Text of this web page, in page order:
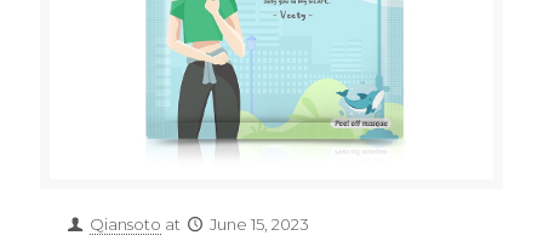
Qiansoto at June 15, 2023